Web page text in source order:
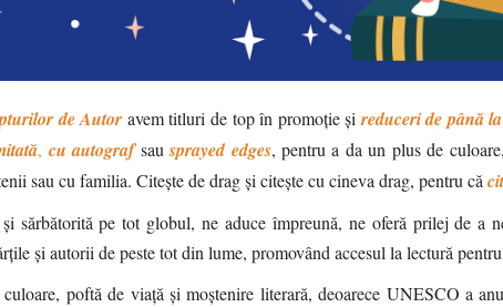
de Autor avem titluri de top în promoție și reduceri de până
, cu autografsausprayed edges, pentru a da un plus de
sau cu familia.Citește de drag și citește cu cineva drag, pentru că
sărbătorită pe tot globul, ne aduce împreună, ne oferă prilej de a
și autorii de peste tot din lume, promovând accesul la lectură
poftă de viață și moștenire literară, deoarece UNESCO a